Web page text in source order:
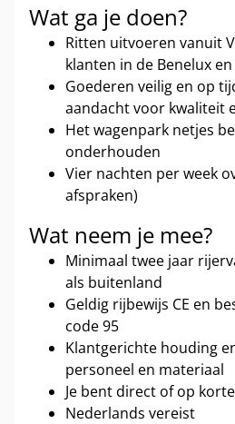
Wat ga je doen?
Ritten uitvoeren vanuit
klanten in de Benelux
Goederen veilig en op
aandacht voor kwaliteit
Het wagenpark netjes
onderhouden
Vier nachten per week
afspraken)
Wat neem je mee?
Minimaal twee jaar
als buitenland
Geldig rijbewijs CE en
code 95
Klantgerichte houding
personeel en materiaal
Je bent direct of op
Nederlands vereist